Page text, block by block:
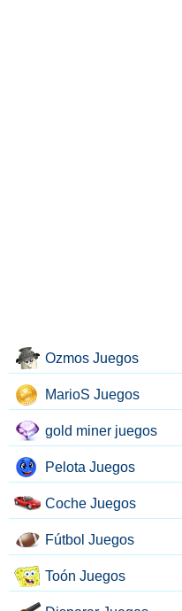
Ozmos Juegos
MarioS Juegos
gold miner juegos
Pelota Juegos
Coche Juegos
Fútbol Juegos
Toón Juegos